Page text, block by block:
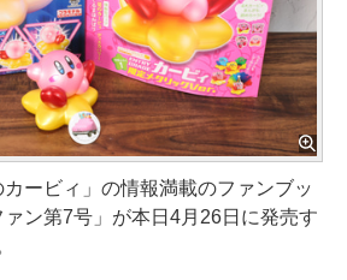
ービィ」の情報満載のファンブッ
ン第7号」が本日4月26日に発売す